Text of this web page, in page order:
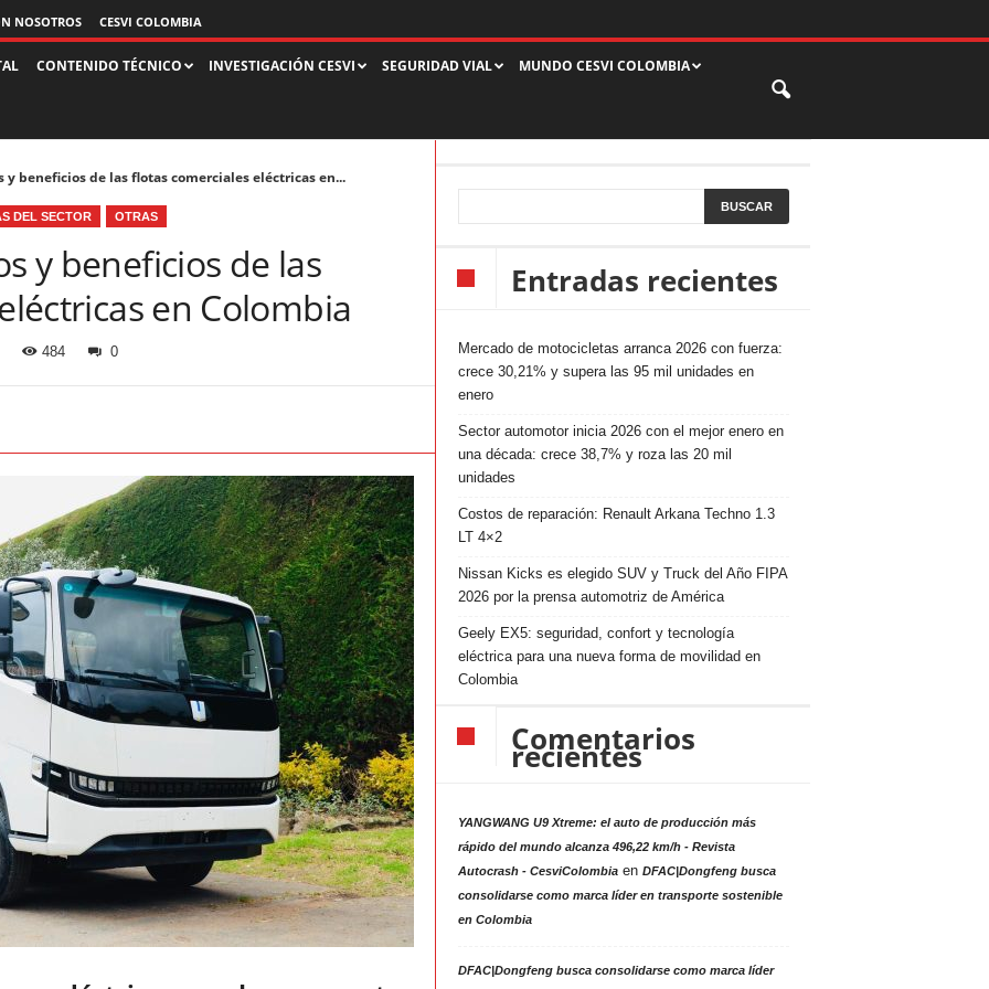
NOSOTROS CESVI COLOMBIA
CONTENIDO TÉCNICO INVESTIGACIÓN CESVI SEGURIDAD VIAL MUNDO CESVI COLOMBIA
y beneficios de las flotas comerciales eléctricas en...
DEL SECTOR OTRAS
y beneficios de las
en Colombia
484 0
Entradas recientes
Mercado de motocicletas arranca 2026 con fuerza:
crece 30,21% y supera las 95 mil unidades en
enero
Sector automotor inicia 2026 con el mejor enero en
una década: crece 38,7% y roza las 20 mil
unidades
Costos de reparación: Renault Arkana Techno 1.3
LT 4×2
Nissan Kicks es elegido SUV y Truck del Año FIPA
2026 por la prensa automotriz de América
Geely EX5: seguridad, confort y tecnología
eléctrica para una nueva forma de movilidad en
Colombia
Comentarios
recientes
YANGWANG U9 Xtreme: el auto de producción más
rápido del mundo alcanza 496,22 km/h - Revista
Autocrash - CesviColombiaen DFAC|Dongfeng busca
consolidarse como marca líder en transporte sostenible
en Colombia
DFAC|Dongfeng busca consolidarse como marca líder